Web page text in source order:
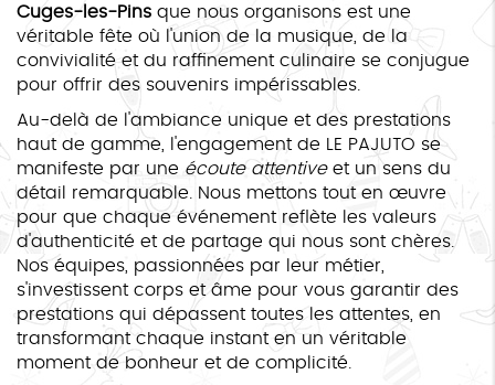
Cuges-les-Pins que nous organisons est une
véritable fête où l'union de la musique, de la
convivialité et du raffinement culinaire se conjugue
pour offrir des souvenirs impérissables.
Au-delà de l'ambiance unique et des prestations
haut de gamme, l'engagement de LE PAJUTO se
manifeste par une écoute attentiveet un sens du
détail remarquable. Nous mettons tout en œuvre
pour que chaque événement reflète les valeurs
d'authenticité et de partage qui nous sont chères.
Nos équipes, passionnées par leur métier,
s'investissent corps et âme pour vous garantir des
prestations qui dépassent toutes les attentes, en
transformant chaque instant en un véritable
moment de bonheur et de complicité.